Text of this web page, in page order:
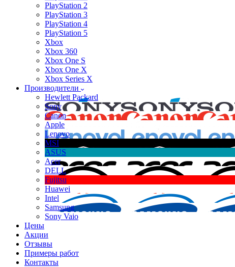
PlayStation 2
PlayStation 3
PlayStation 4
PlayStation 5
Xbox
Xbox 360
Xbox One S
Xbox One X
Xbox Series X
Производители
Hewlett Packard
Sony
Canon
Apple
Lenovo
MSI
ASUS
Acer
DELL
Fujitsu
Huawei
Intel
Samsung
Sony Vaio
Цены
Акции
Отзывы
Примеры работ
Контакты